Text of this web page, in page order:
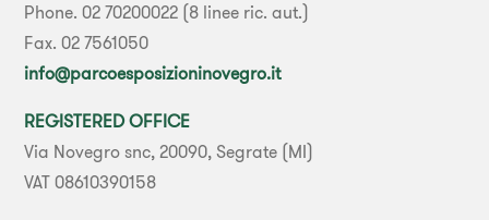
Phone. 02 70200022 (8 linee ric. aut.)
Fax. 02 7561050
info@parcoesposizioninovegro.it
REGISTERED OFFICE
Via Novegro snc, 20090, Segrate (MI)
VAT 08610390158